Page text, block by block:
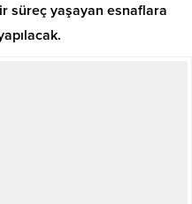
süreç yaşayan esnaflara